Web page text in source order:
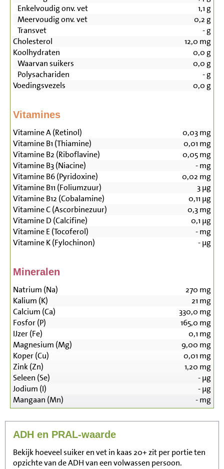
Enkelvoudig onv. vet
1,1 g
Meervoudig onv. vet
0,2 g
Transvet
-g
Cholesterol
12,0 mg
Koolhydraten
0,0 g
Waarvan suikers
0,0 g
Polysachariden
-g
Voedingsvezels
0,0 g
Vitamines
Vitamine A (Retinol) 0,03mg
Vitamine B1 (Thiamine)
0,01 mg
Vitamine B2 (Riboflavine)
0,05mg
Vitamine B3 (Niacine)
-mg
Vitamine B6 (Pyridoxine)
0,02 mg
Vitamine B11 (Foliumzuur)
3µg
Vitamine B12 (Cobalamine)
0,11 µg
Vitamine C (Ascorbinezuur)
0,3mg
Vitamine D (Calcifine)
0,1 µg
Vitamine E (Tocoferol)
-mg
Vitamine K (Fylochinon)
-µg
Mineralen
Natrium (Na) 270 mg
Kalium (K)
21 mg
Calcium (Ca)
330,0 mg
Fosfor (P)
165,0 mg
IJzer (Fe)
0,1 mg
Magnesium (Mg)
9,00 mg
Koper (Cu)
0,01 mg
Zink (Zn)
1,20 mg
Seleen (Se)
-µg
Jodium (I)
-µg
Mangaan (Mn)
-mg
ADH en PRAL-waarde
Bekijk hoeveel suiker en vet in kaas 20+ zit per portie ten
opzichte van de ADH van een volwassen persoon.